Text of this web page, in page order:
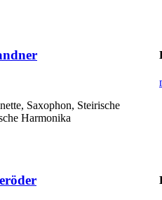
Saxophon, Steirische
Harmonika